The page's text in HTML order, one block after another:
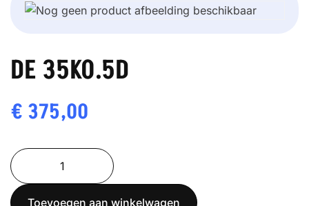
DE 35K0.5D
€ 375,00
DE
35K0.5D
aantal
Toevoegen aan winkelwagen